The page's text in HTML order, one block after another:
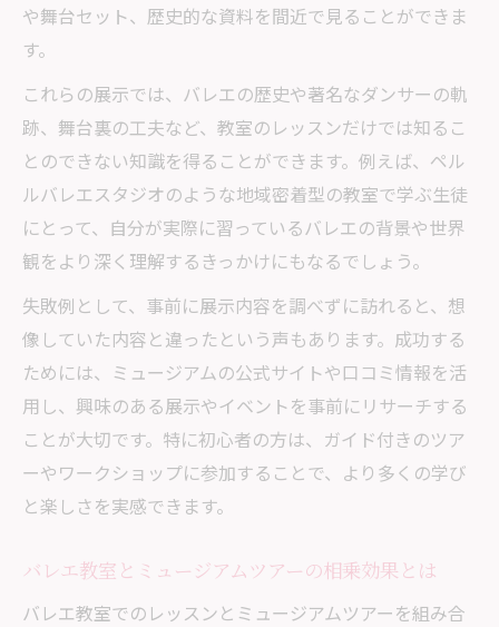
や舞台セット、歴史的な資料を間近で見ることができま
す。
これらの展示では、バレエの歴史や著名なダンサーの軌
跡、舞台裏の工夫など、教室のレッスンだけでは知るこ
とのできない知識を得ることができます。例えば、ペル
ルバレエスタジオのような地域密着型の教室で学ぶ生徒
にとって、自分が実際に習っているバレエの背景や世界
観をより深く理解するきっかけにもなるでしょう。
失敗例として、事前に展示内容を調べずに訪れると、想
像していた内容と違ったという声もあります。成功する
ためには、ミュージアムの公式サイトや口コミ情報を活
用し、興味のある展示やイベントを事前にリサーチする
ことが大切です。特に初心者の方は、ガイド付きのツア
ーやワークショップに参加することで、より多くの学び
と楽しさを実感できます。
バレエ教室とミュージアムツアーの相乗効果とは
バレエ教室でのレッスンとミュージアムツアーを組み合